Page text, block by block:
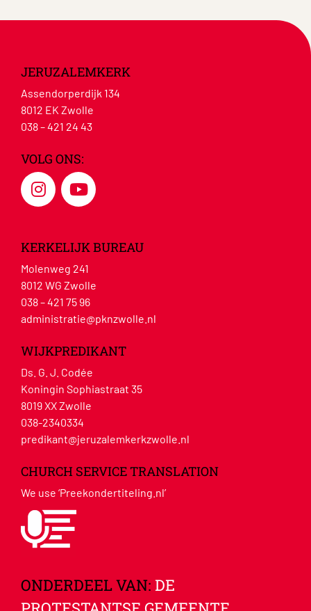
JERUZALEMKERK
Assendorperdijk 134
8012 EK Zwolle
038 – 421 24 43
VOLG ONS:
KERKELIJK BUREAU
Molenweg 241
8012 WG Zwolle
038 – 421 75 96
administratie@pknzwolle.nl
WIJKPREDIKANT
Ds. G. J. Codée
Koningin Sophiastraat 35
8019 XX Zwolle
038-2340334
predikant@jeruzalemkerkzwolle.nl
CHURCH SERVICE TRANSLATION
We use ‘Preekondertiteling.nl’
ONDERDEEL VAN: DE